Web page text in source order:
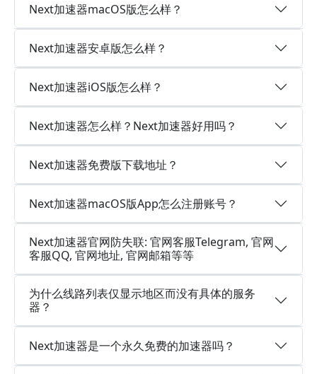
Next加速器macOS版怎么样？
Next加速器安卓版怎么样？
Next加速器iOS版怎么样？
Next加速器怎么样？Next加速器好用吗？
Next加速器免费版下载地址？
Next加速器macOS版App怎么注册账号？
Next加速器官网防失联: 官网客服Telegram, 官网
客服QQ, 官网地址, 官网邮箱等等
为什么线路列表仅显示地区而没有具体的服务
器？
Next加速器是一个永久免费的加速器吗？